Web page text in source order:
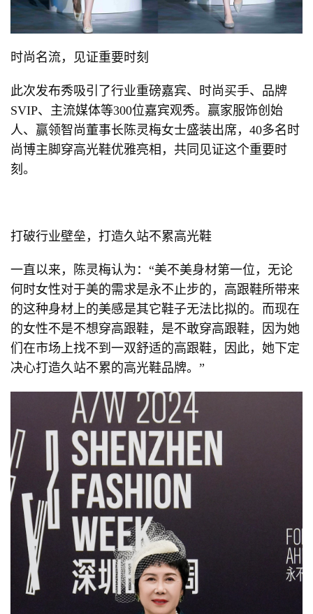
时尚名流，见证重要时刻
此次发布秀吸引了行业重磅嘉宾、时尚买手、品牌
SVIP、主流媒体等300位嘉宾观秀。赢家服饰创始
人、赢领智尚董事长陈灵梅女士盛装出席，40多名时
尚博主脚穿高光鞋优雅亮相，共同见证这个重要时
刻。
打破行业壁垒，打造久站不累高光鞋
一直以来，陈灵梅认为：“美不美身材第一位，无论
何时女性对于美的需求是永不止步的，高跟鞋所带来
的这种身材上的美感是其它鞋子无法比拟的。而现在
的女性不是不想穿高跟鞋，是不敢穿高跟鞋，因为她
们在市场上找不到一双舒适的高跟鞋，因此，她下定
决心打造久站不累的高光鞋品牌。”